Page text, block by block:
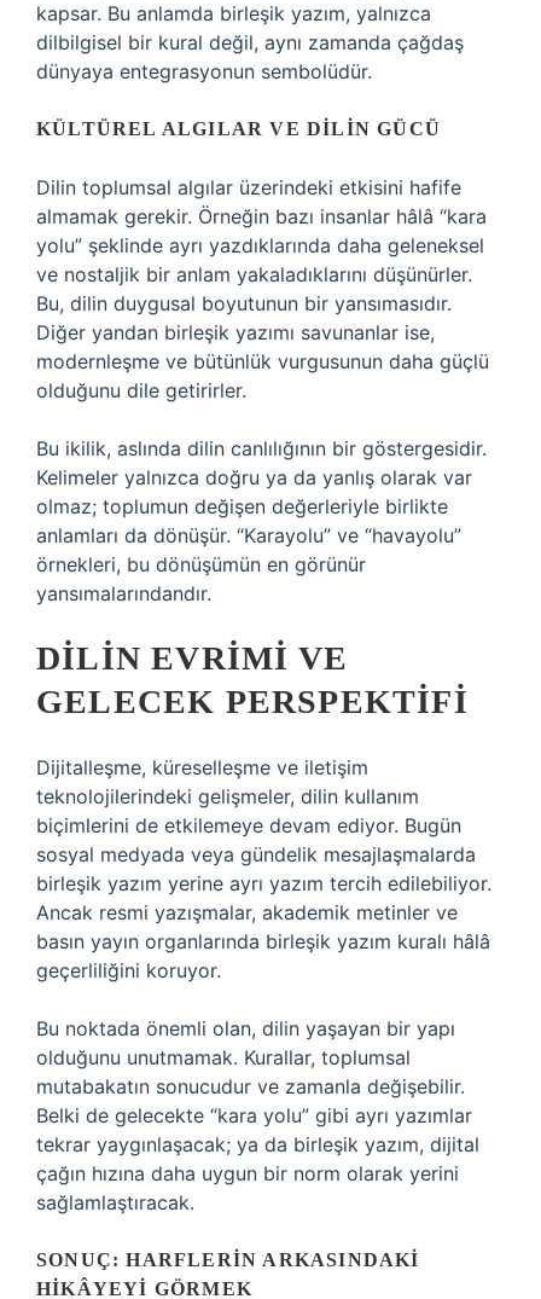
kapsar. Bu anlamda birleşik yazım, yalnızca
dilbilgisel bir kural değil, aynı zamanda çağdaş
dünyaya entegrasyonun sembolüdür.
KÜLTÜREL ALGILAR VE DILIN GÜCÜ
Dilin toplumsal algılar üzerindeki etkisini hafife
almamak gerekir. Örneğin bazı insanlar hâlâ “kara
yolu” şeklinde ayrı yazdıklarında daha geleneksel
ve nostaljik bir anlam yakaladıklarını düşünürler.
Bu, dilin duygusal boyutunun bir yansımasıdır.
Diğer yandan birleşik yazımı savunanlar ise,
modernleşme ve bütünlük vurgusunun daha güçlü
olduğunu dile getirirler.
Bu ikilik, aslında dilin canlılığının bir göstergesidir.
Kelimeler yalnızca doğru ya da yanlış olarak var
olmaz; toplumun değişen değerleriyle birlikte
anlamları da dönüşür. “Karayolu” ve “havayolu”
örnekleri, bu dönüşümün en görünür
yansımalarındandır.
DILIN EVRIMI VE
GELECEK PERSPEKTIFI
Dijitalleşme, küreselleşme ve iletişim
teknolojilerindeki gelişmeler, dilin kullanım
biçimlerini de etkilemeye devam ediyor. Bugün
sosyal medyada veya gündelik mesajlaşmalarda
birleşik yazım yerine ayrı yazım tercih edilebiliyor.
Ancak resmi yazışmalar, akademik metinler ve
basın yayın organlarında birleşik yazım kuralı hâlâ
geçerliliğini koruyor.
Bu noktada önemli olan, dilin yaşayan bir yapı
olduğunu unutmamak. Kurallar, toplumsal
mutabakatın sonucudur ve zamanla değişebilir.
Belki de gelecekte “kara yolu” gibi ayrı yazımlar
tekrar yaygınlaşacak; ya da birleşik yazım, dijital
çağın hızına daha uygun bir norm olarak yerini
sağlamlaştıracak.
SONUÇ: HARFLERIN ARKASINDAKI
HIKÂYEYI GÖRMEK